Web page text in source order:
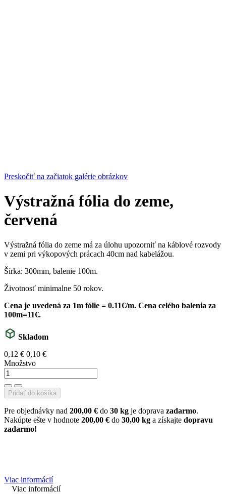
Preskočiť na začiatok galérie obrázkov
Výstražná fólia do zeme,
červená
Výstražná fólia do zeme má za úlohu upozorniť na káblové rozvody
v zemi pri výkopových prácach 40cm nad kabelážou.
Šírka: 300mm, balenie 100m.
Životnosť minimalne 50 rokov.
Cena je uvedená za 1m fólie = 0.11€/m. Cena celého balenia za
100m=11€.
Skladom
0,12 € 0,10 €
Množstvo
Pridať do košíka
Pre objednávky nad 200,00 € do 30 kg je doprava zadarmo.
Nakúpte ešte v hodnote 200,00 € do 30,00 kg a získajte dopravu
zadarmo!
Viac informácií
Viac informácií